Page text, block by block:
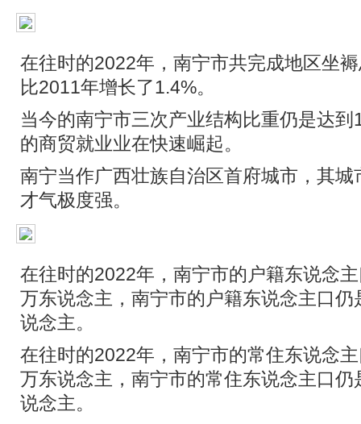
在往时的2022年，南宁市共完成地区坐
比2011年增长了1.4%。
当今的南宁市三次产业结构比重仍是达
的商贸就业业在快速崛起。
南宁当作广西壮族自治区首府城市，其
才气极度强。
在往时的2022年，南宁市的户籍东说念
万东说念主，南宁市的户籍东说念主口
说念主。
在往时的2022年，南宁市的常住东说念
万东说念主，南宁市的常住东说念主口
说念主。